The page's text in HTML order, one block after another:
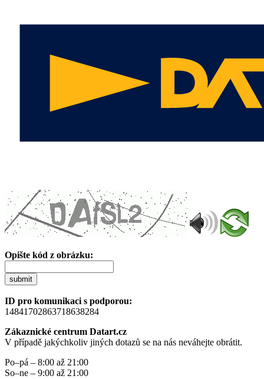
Opište kód z obrázku:
submit
ID pro komunikaci s podporou:
14841702863718638284
Zákaznické centrum Datart.cz
V případě jakýchkoliv jiných dotazů se na nás neváhejte obrátit.
Po–pá – 8:00 až 21:00
So–ne – 9:00 až 21:00